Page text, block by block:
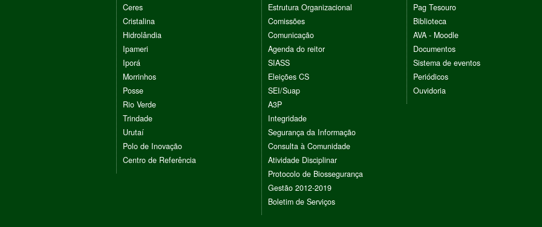
Ceres
Cristalina
Hidrolândia
Ipameri
Iporá
Morrinhos
Posse
Rio Verde
Trindade
Urutaí
Polo de Inovação
Centro de Referência
Estrutura Organizacional
Comissões
Comunicação
Agenda do reitor
SIASS
Eleições CS
SEI/Suap
A3P
Integridade
Segurança da Informação
Consulta à Comunidade
Atividade Disciplinar
Protocolo de Biossegurança
Gestão 2012-2019
Boletim de Serviços
Pag Tesouro
Biblioteca
AVA - Moodle
Documentos
Sistema de eventos
Periódicos
Ouvidoria